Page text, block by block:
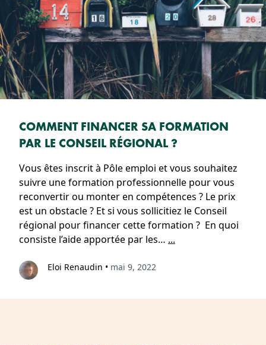
COMMENT FINANCER SA FORMATION
PAR LE CONSEIL RÉGIONAL ?
Vous êtes inscrit à Pôle emploi et vous souhaitez
suivre une formation professionnelle pour vous
reconvertir ou monter en compétences ? Le prix
est un obstacle ? Et si vous sollicitiez le Conseil
régional pour financer cette formation ? En quoi
consiste l’aide apportée par les… ...
Eloi Renaudin • mai 9, 2022